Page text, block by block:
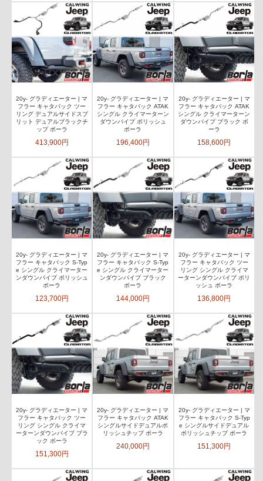
20y- グラディエーター | マ
フラー キャタバック ツー
リング デュアルサイドスプ
リット デュアルブラックチ
ップ ボーラ
413,900円
20y- グラディエーター | マ
フラー キャタバック ATAK
シングル クライマーターン
ダウンパイプ ポリッシュ
ボーラ
196,400円
20y- グラディエーター | マ
フラー キャタバック ATAK
シングル クライマーターン
ダウンパイプ ブラック ボ
ーラ
158,600円
20y- グラディエーター | マ
フラー キャタバック S-Typ
e シングル クライマーター
ンダウンパイプ ポリッシュ
ボーラ
123,700円
20y- グラディエーター | マ
フラー キャタバック S-Typ
e シングル クライマーター
ンダウンパイプ ブラック
ボーラ
144,000円
20y- グラディエーター | マ
フラー キャタバック ツー
リング シングル クライマ
ーターンダウンパイプ ポリ
ッシュ ボーラ
136,800円
20y- グラディエーター | マ
フラー キャタバック ツー
リング シングル クライマ
ーターンダウンパイプ ブラ
ック ボーラ
151,300円
20y- グラディエーター | マ
フラー キャタバック ATAK
シングルサイドデュアルポ
リッシュチップ ボーラ
240,000円
20y- グラディエーター | マ
フラー キャタバック S-Typ
e シングルサイドデュアル
ポリッシュチップ ボーラ
151,300円